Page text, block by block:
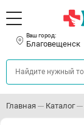
Ваш город:
Благовещенск
Главная Каталог